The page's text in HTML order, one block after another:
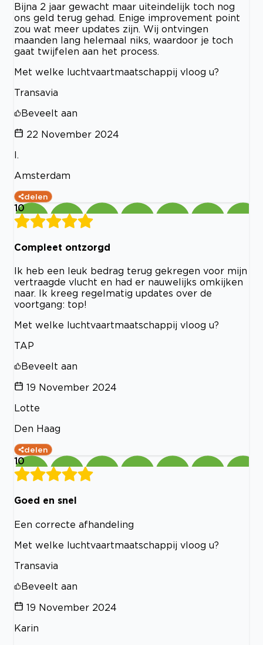
Bijna 2 jaar gewacht maar uiteindelijk toch nog
ons geld terug gehad. Enige improvement point
zou wat meer updates zijn. Wij ontvingen
maanden lang helemaal niks, waardoor je toch
gaat twijfelen aan het process.
Met welke luchtvaartmaatschappij vloog u?
Transavia
Beveelt aan
22 November 2024
I.
Amsterdam
delen
10
Compleet ontzorgd
Ik heb een leuk bedrag terug gekregen voor mijn
vertraagde vlucht en had er nauwelijks omkijken
naar. Ik kreeg regelmatig updates over de
voortgang: top!
Met welke luchtvaartmaatschappij vloog u?
TAP
Beveelt aan
19 November 2024
Lotte
Den Haag
delen
10
Goed en snel
Een correcte afhandeling
Met welke luchtvaartmaatschappij vloog u?
Transavia
Beveelt aan
19 November 2024
Karin